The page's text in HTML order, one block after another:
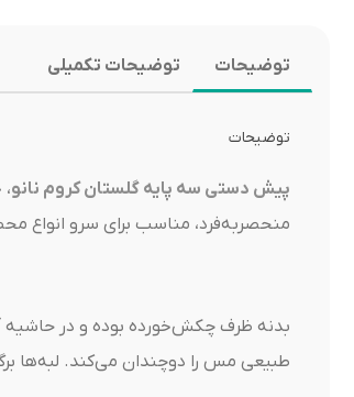
توضیحات توضیحات تکمیلی
توضیحات
پیش دستی سه پایه گلستان کروم نانو
منحصر‌به‌فرد، مناسب برای سرو انواع
بدنه ظرف چکش‌خورده بوده و در حاشیه
طبیعی مس را دوچندان می‌کند. لبه‌ها